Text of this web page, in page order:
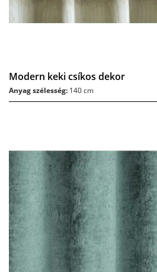
Modern keki csíkos dekor
Anyag szélesség: 140 cm